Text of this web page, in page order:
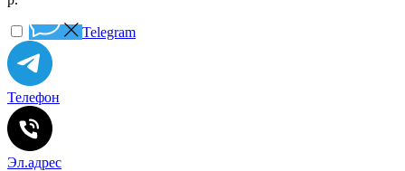
Telegram
Телефон
Эл.адрес